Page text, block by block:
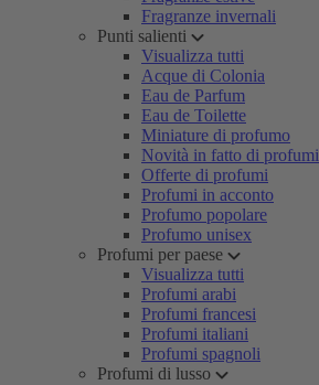
Fragranze invernali
Punti salienti
Visualizza tutti
Acque di Colonia
Eau de Parfum
Eau de Toilette
Miniature di profumo
Novità in fatto di profumi
Offerte di profumi
Profumi in acconto
Profumo popolare
Profumo unisex
Profumi per paese
Visualizza tutti
Profumi arabi
Profumi francesi
Profumi italiani
Profumi spagnoli
Profumi di lusso